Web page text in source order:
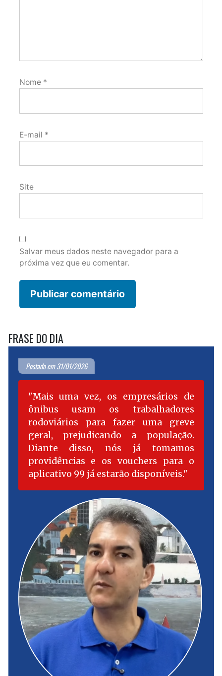
Nome *
E-mail *
Site
Salvar meus dados neste navegador para a
próxima vez que eu comentar.
FRASE DO DIA
Postado em 31/01/2026
Mais uma vez, os empresários de
ônibus usam os trabalhadores
rodoviários para fazer uma greve
geral, prejudicando a população.
Diante disso, nós já tomamos
providências e os vouchers para o
aplicativo 99 já estarão disponíveis.